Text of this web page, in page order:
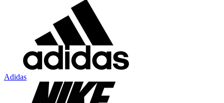
Adidas